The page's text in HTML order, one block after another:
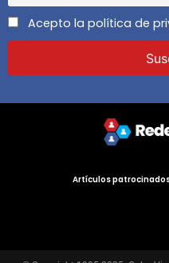
Acepto la política de
Artículos